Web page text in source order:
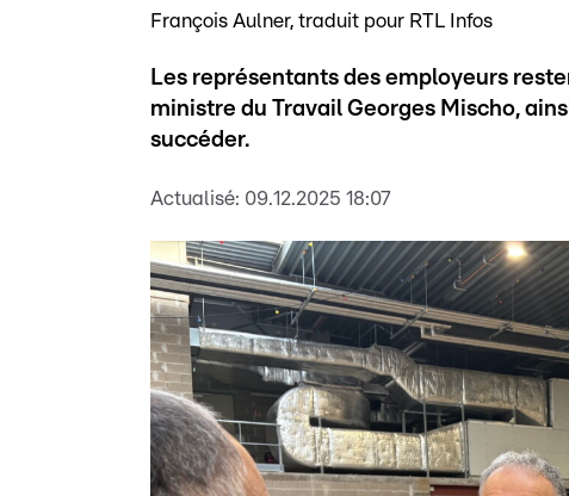
François Aulner traduit pour RTL Infos
Les représentants des employeurs
ministre du Travail Georges Mischo,
succéder.
Actualisé: 09.12.2025 18:07